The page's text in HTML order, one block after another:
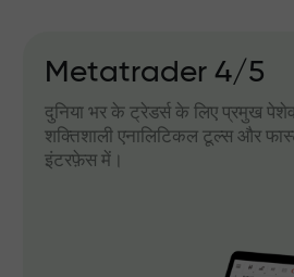
Metatrader 4/5
दुनिया भर के ट्रेडर्स के लिए प्रमुख
शक्तिशाली एनालिटिकल टूल्स और
इंटरफ़ेस में।